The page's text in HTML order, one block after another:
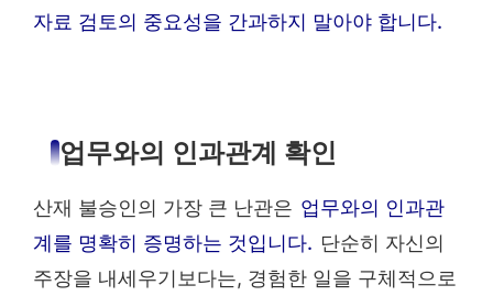
자료 검토의 중요성을 간과하지 말아야 합니다.
업무와의 인과관계 확인
산재 불승인의 가장 큰 난관은 업무와의 인과관
계를 명확히 증명하는 것입니다. 단순히 자신의
주장을 내세우기보다는, 경험한 일을 구체적으로